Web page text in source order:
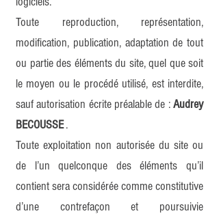
Toute reproduction, représentation,
modification, publication, adaptation de tout
ou partie des éléments du site, quel que soit
le moyen ou le procédé utilisé, est interdite,
sauf autorisation écrite préalable de :Audrey
BECOUSSE.
Toute exploitation non autorisée du site ou
de l’un quelconque des éléments qu’il
contient sera considérée comme constitutive
d’une contrefaçon et poursuivie